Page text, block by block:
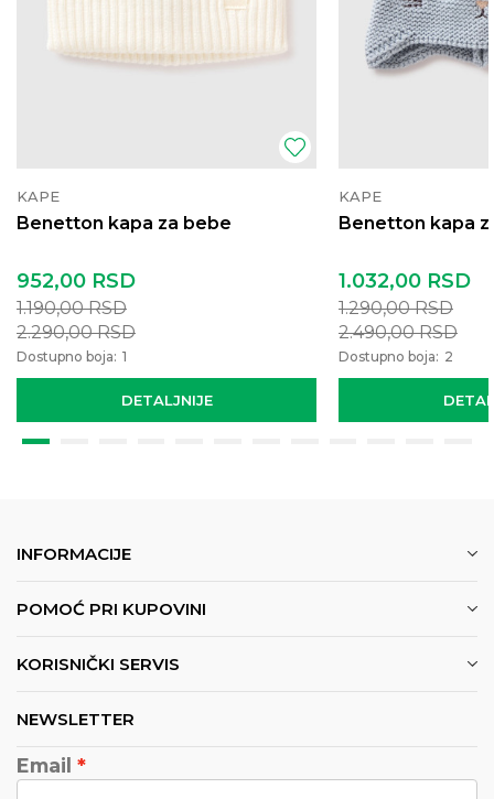
KAPE
Benetton kapa za bebe
DETALJNIJE
952,00 RSD
1.190,00RSD
2.290,00RSD
Dostupno boja: 1
KAPE
Benetton kapa
1.032,00 RSD
1.290,00RSD
2.490,00RSD
Dostupno boja: 2
INFORMACIJE
POMOĆ PRI KUPOVINI
KORISNIČKI SERVIS
NEWSLETTER
Email